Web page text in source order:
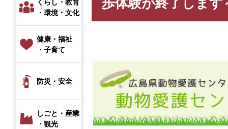
・環境・文化
健康・福祉
・子育て
防災・安全
しごと・産業
・観光